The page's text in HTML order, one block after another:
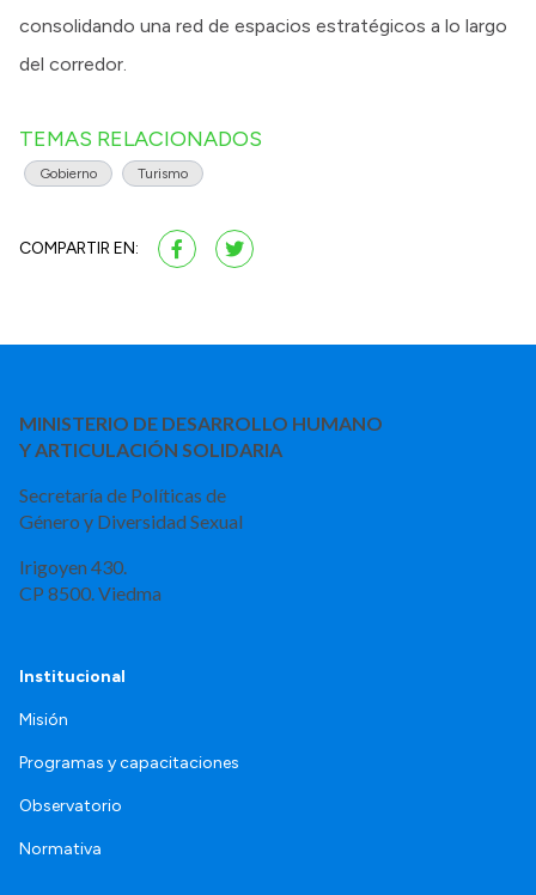
consolidando una red de espacios estratégicos a lo largo
del corredor.
TEMAS RELACIONADOS
Gobierno Turismo
COMPARTIR EN:
MINISTERIO DE DESARROLLO HUMANO
Y ARTICULACIÓN SOLIDARIA
Secretaría de Políticas de
Género y Diversidad Sexual
Irigoyen 430.
CP 8500. Viedma
Institucional
Misión
Programas y capacitaciones
Observatorio
Normativa